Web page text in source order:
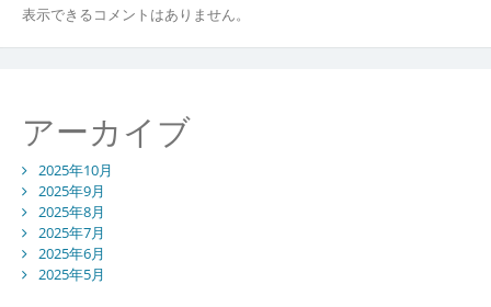
表示できるコメントはありません。
アーカイブ
2025年10月
2025年9月
2025年8月
2025年7月
2025年6月
2025年5月